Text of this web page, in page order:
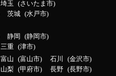
埼玉
さいたま市
茨城
水戸市
静岡
静岡市
三重 津市
富山 富山市 石川
金沢市
山梨 甲府市 長野 長野市